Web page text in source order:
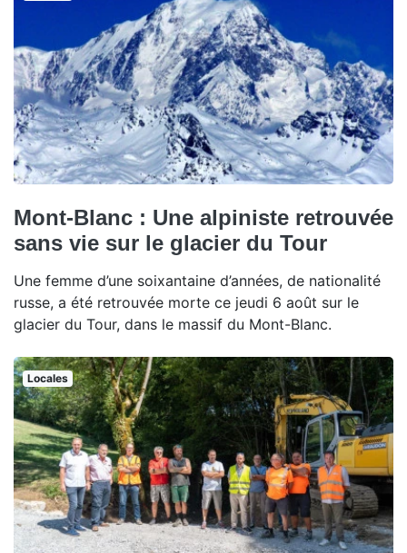
Mont-Blanc : Une alpiniste retrouvée
sans vie sur le glacier du Tour
Une femme d’une soixantaine d’années, de nationalité
russe, a été retrouvée morte ce jeudi 6 août sur le
glacier du Tour, dans le massif du Mont-Blanc.
Locales